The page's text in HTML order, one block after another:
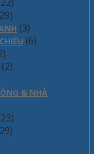
(3)
(6)
(2)
& NHÀ